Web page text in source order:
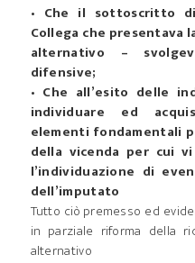
• Che il sottoscritto
Collega che presentava
alternativo –
difensive;
• Che all’esito delle
individuare ed
elementi fondamentali
della vicenda per cui
l’individuazione di
dell’imputato
Tutto ciò premesso ed
in parziale riforma della
alternativo